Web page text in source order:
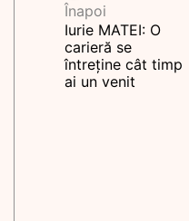
Înapoi
Iurie MATEI: O
carieră se
întreține cât timp
ai un venit